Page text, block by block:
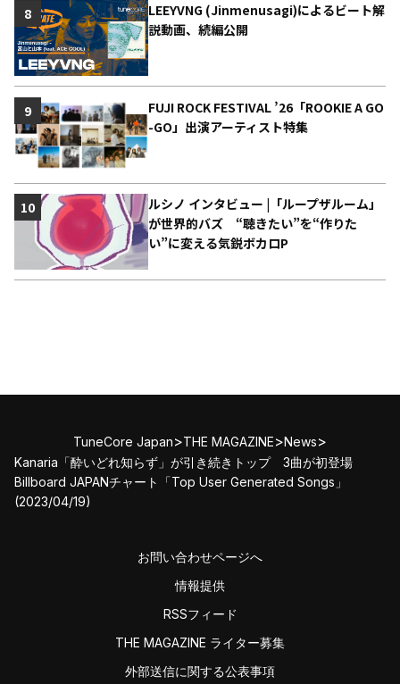
LEEYVNG (Jinmenusagi)によるビート解
説動画、続編公開
8
FUJI ROCK FESTIVAL ’26「ROOKIE A GO
-GO」出演アーティスト特集
9
ルシノ インタビュー |「ループザルーム」
が世界的バズ “聴きたい”を“作りた
い”に変える気鋭ボカロP
10
TuneCore Japan>THE MAGAZINE>News>
Kanaria「酔いどれ知らず」が引き続きトップ 3曲が初登場
Billboard JAPANチャート「Top User Generated Songs」
(2023/04/19)
お問い合わせページへ
情報提供
RSSフィード
THE MAGAZINE ライター募集
外部送信に関する公表事項